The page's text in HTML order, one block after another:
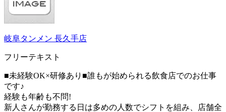
岐阜タンメン 長久手店
フリーテキスト
■未経験OK×研修あり■誰もが始められる飲食店でのお仕事
です♪
経験も年齢も不問!
新人さんが勤務する日は多めの人数でシフトを組み、店舗全